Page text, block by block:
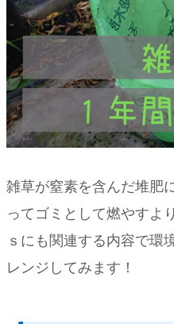
雑草が窒素を含んだ堆肥
ってゴミとして燃やすよ
ｓにも関連する内容で環
レンジしてみます！